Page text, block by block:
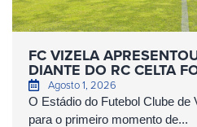
FC VIZELA
DIANTE DO RC CELTA
Agosto 1, 2026
O Estádio do Futebol Clube de
para o primeiro momento de...